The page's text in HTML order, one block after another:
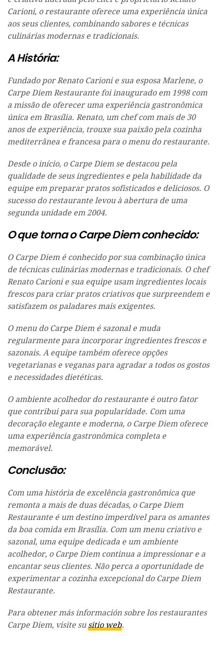
Carioni, o restaurante oferece uma experiência única
aos seus clientes, combinando sabores e técnicas
culinárias modernas e tradicionais.
A História:
Fundado por Renato Carioni e sua esposa Marlene, o
Carpe Diem Restaurante foi inaugurado em 1998 com
a missão de oferecer uma experiência gastronômica
única em Brasília. Renato, um chef com mais de 30
anos de experiência, trouxe sua paixão pela cozinha
mediterrânea e francesa para o menu do restaurante.
Desde o início, o Carpe Diem se destacou pela
qualidade de seus ingredientes e pela habilidade da
equipe em preparar pratos sofisticados e deliciosos. O
sucesso do restaurante levou à abertura de uma
segunda unidade em 2004.
O que torna o Carpe Diem conhecido:
O Carpe Diem é conhecido por sua combinação única
de técnicas culinárias modernas e tradicionais. O chef
Renato Carioni e sua equipe usam ingredientes locais
frescos para criar pratos criativos que surpreendem e
satisfazem os paladares mais exigentes.
O menu do Carpe Diem é sazonal e muda
regularmente para incorporar ingredientes frescos e
sazonais. A equipe também oferece opções
vegetarianas e veganas para agradar a todos os gostos
e necessidades dietéticas.
O ambiente acolhedor do restaurante é outro fator
que contribui para sua popularidade. Com uma
decoração elegante e moderna, o Carpe Diem oferece
uma experiência gastronômica completa e
memorável.
Conclusão:
Com uma história de excelência gastronômica que
remonta a mais de duas décadas, o Carpe Diem
Restaurante é um destino imperdível para os amantes
da boa comida em Brasília. Com um menu criativo e
sazonal, uma equipe dedicada e um ambiente
acolhedor, o Carpe Diem continua a impressionar e a
encantar seus clientes. Não perca a oportunidade de
experimentar a cozinha excepcional do Carpe Diem
Restaurante.
Para obtener más información sobre los restaurantes
Carpe Diem, visite susitio web.